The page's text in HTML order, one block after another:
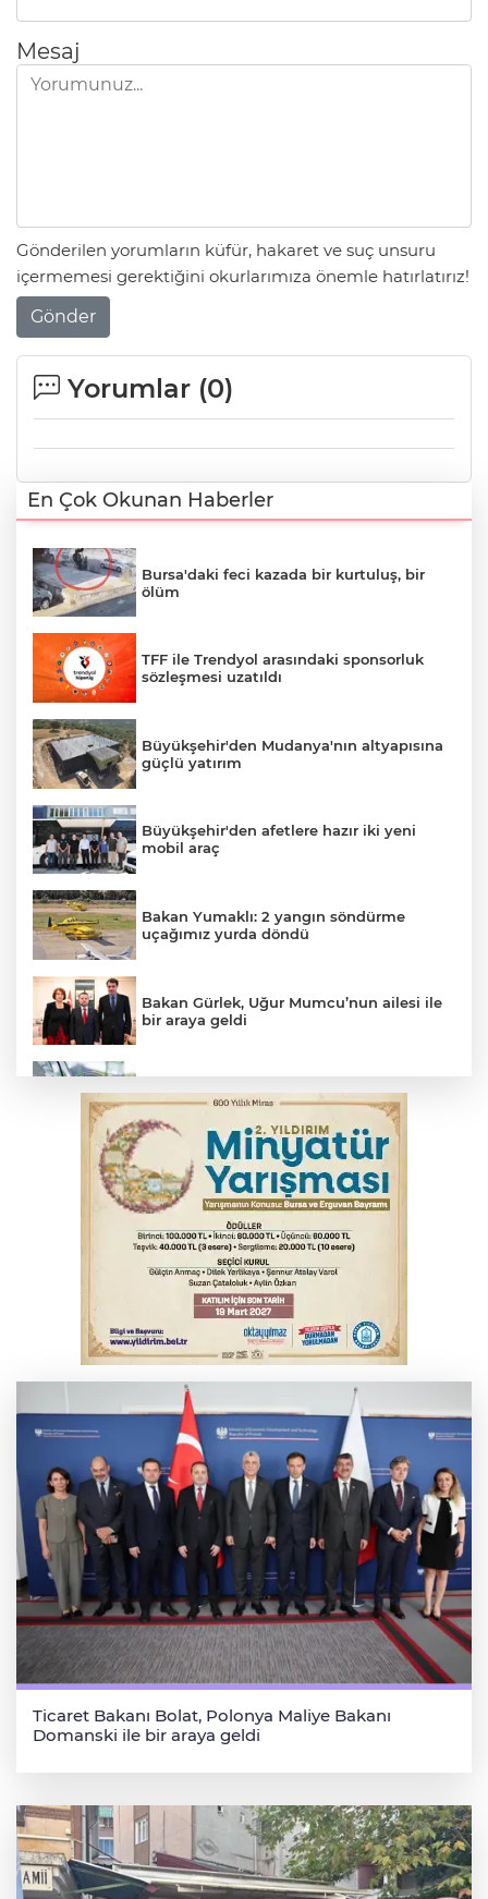
Mesaj
Gönderilen yorumların küfür, hakaret ve suç unsuru
içermemesi gerektiğini okurlarımıza önemle hatırlatırız!
Gönder
Yorumlar (0)
En Çok Okunan Haberler
Bursa'daki feci kazada bir kurtuluş, bir
ölüm
TFF ile Trendyol arasındaki sponsorluk
sözleşmesi uzatıldı
Büyükşehir'den Mudanya'nın altyapısına
güçlü yatırım
Büyükşehir'den afetlere hazır iki yeni
mobil araç
Bakan Yumaklı: 2 yangın söndürme
uçağımız yurda döndü
Bakan Gürlek, Uğur Mumcu’nun ailesi ile
bir araya geldi
yansıyacak mı?
YENİ Parti Genel Başkanı Özel'den
Çerçeve Yasa yorumu
Serbest piyasada döviz fiyatları
Serbest piyasada altın fiyatları...
Ticaret Bakanı Bolat, Polonya Maliye Bakanı
Domanski ile bir araya geldi